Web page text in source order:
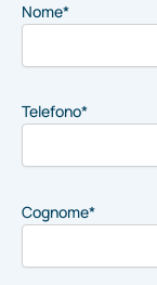
Nome*
Telefono*
Cognome*